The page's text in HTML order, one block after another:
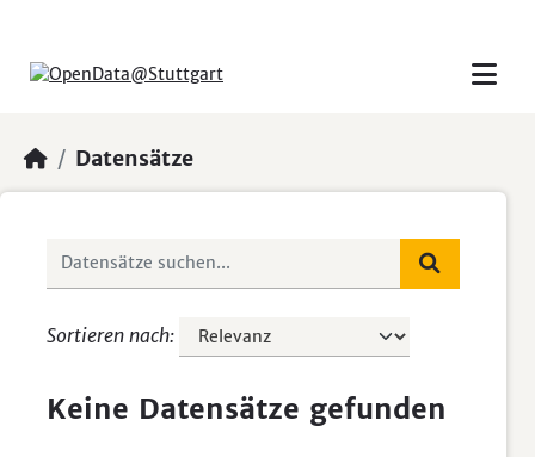
Datensätze
Sortieren nach
Keine Datensätze gefunden